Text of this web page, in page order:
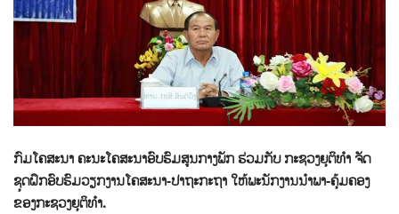
ກົມໂຄສະນາ ຄະນະໂຄສະນາອົບຮົມສູນກາງພັກ ຮ່ວມກັບ ກະຊວງຍຸຕິທຳ ຈັດ
ຊຸດຝຶກອົບຮົມວຽກງານໂຄສະນາ-ປາຖະກະຖາ ໃຫ້ພະນັກງານນຳພາ-ຄຸ້ມຄອງ
ຂອງກະຊວງຍຸຕິທຳ.